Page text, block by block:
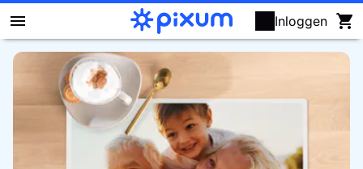
Inloggen
Fotoboek maken
Foto's afdrukken